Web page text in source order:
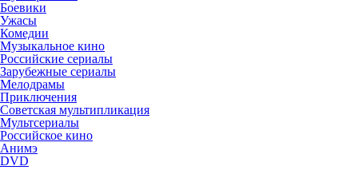
Боевики
Ужасы
Комедии
Музыкальное кино
Российские сериалы
Зарубежные сериалы
Мелодрамы
Приключения
Советская мультипликация
Мультсериалы
Российское кино
Анимэ
DVD